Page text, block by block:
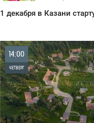
1 декабря в Казани
14:00
ЧЕТВЕРГ
0
5 674